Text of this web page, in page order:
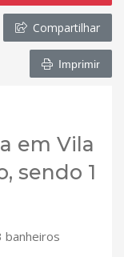
Compartilhar
Imprimir
em Vila
sendo 1
banheiros